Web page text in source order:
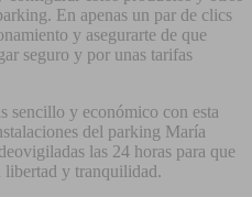
En apenas un par de clics
y asegurarte de que
seguro y por unas tarifas
sencillo y económico con esta
del parking María
las 24 horas para que
libertad y tranquilidad.